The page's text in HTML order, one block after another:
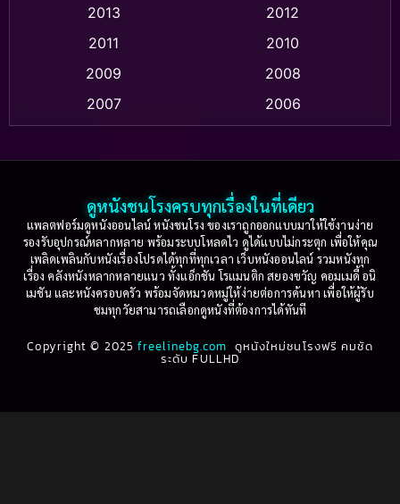
Based on a True Story เรื่องจริง(75)
Based on Novel(16)
Betrayal(1)
Biography(3)
Biography ชีวประวัติ (61)
2013
2012
2011
2010
2009
2008
2007
2006
2003
2002
2001
2000
1999
1998
1997
1996
1995
1994
1993
1992
1991
1990
1987
1986
ดูหนังชนโรงครบทุกเรื่องในที่เดียว
แพลตฟอร์มดูหนังออนไลน์ หนังชนโรง ของเราถูกออกแบบมาให้ใช้งานง่าย
รองรับอุปกรณ์หลากหลาย พร้อมระบบโหลดไว ดูได้แบบไม่กระตุก เพื่อให้คุณ
เพลิดเพลินกับหนังเรื่องโปรดได้ทุกที่ทุกเวลา เว็บหนังออนไลน์ รวมหนังทุก
เรื่อง คลังหนังหลากหลายแนว ทั้งแอ็กชัน โรแมนติก สยองขวัญ คอมเมดี้ อนิ
เมชัน และหนังครอบครัว พร้อมจัดหมวดหมู่ให้ง่ายต่อการค้นหา เพื่อให้ผู้รับ
ชมทุกวัยสามารถเลือกดูหนังที่ต้องการได้ทันที
Copyright © 2025freelinebg.com ดูหนังใหม่ชนโรงฟรี คมชัด
ระดับ FULLHD